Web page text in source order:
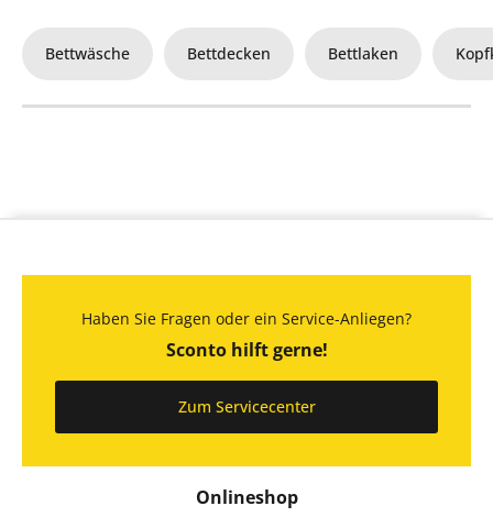
Bettwäsche Bettdecken Bettlaken
Onlineshop
Haben Sie Fragen oder ein Service-Anliegen?
Sconto hilft gerne!
Zum Servicecenter